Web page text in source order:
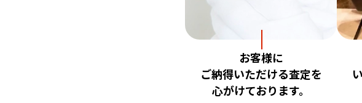
お客様に
ご納得いただける査定を
心がけております。